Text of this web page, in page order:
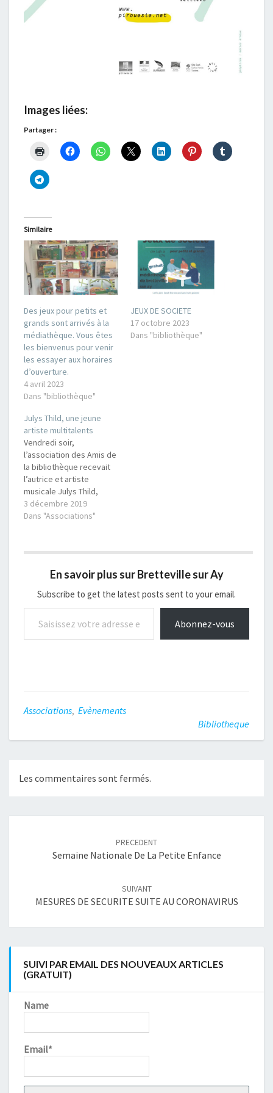
Images liées:
Partager :
Similaire
Des jeux pour petits et
grands sont arrivés à la
médiathèque. Vous êtes
les bienvenus pour venir
les essayer aux horaires
d’ouverture.
4 avril 2023
Dans "bibliothèque"
JEUX DE SOCIETE
17 octobre 2023
Dans "bibliothèque"
Julys Thild, une jeune
artiste multitalents
Vendredi soir,
l’association des Amis de
la bibliothèque recevait
l’autrice et artiste
musicale Julys Thild,
22 ans, dans la salle
polyvalente. « Sur un
cheminement depuis son
présenté ses livres, dont
les thèmes sont axés sur
le paranormal, les
rêves… via des…
3 décembre 2019
Dans "Associations"
En savoir plus sur Bretteville sur Ay
Subscribe to get the latest posts sent to your email.
Saisissez votre adresse e-mail…
Abonnez-vous
Associations, Evènements
Bibliotheque
Les commentaires sont fermés.
PRECEDENT
Semaine Nationale De La Petite Enfance
SUIVANT
MESURES DE SECURITE SUITE AU CORONAVIRUS
SUIVI PAR EMAIL DES NOUVEAUX ARTICLES
(GRATUIT)
Name
Email*